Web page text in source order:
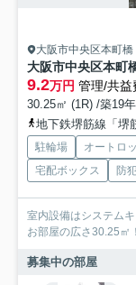
大阪市中央区本町橋
大阪市中央区本町
9.2万円 管理/共益
30.25㎡ (1R) /築19
地下鉄堺筋線「堺
駐輪場 オートロ
宅配ボックス
防
室内設備はシステム
お部屋の広さ30.25㎡
募集中の部屋